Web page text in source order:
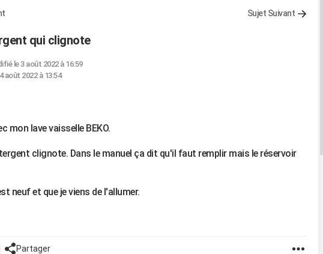
Sujet Suivant
qui clignote
le 3 août 2022 à 16:59
4 août 2022 à 13:54
mon lave vaisselle BEKO.
clignote. Dans le manuel ça dit qu'il faut remplir mais le réservoir
neuf et que je viens de l'allumer.
Partager